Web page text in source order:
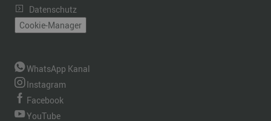
Datenschutz
Cookie-Manager
WhatsApp Kanal
Instagram
Facebook
YouTube